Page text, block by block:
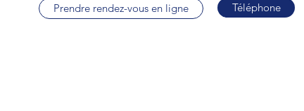
Prendre rendez-vous en ligne Téléphone